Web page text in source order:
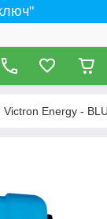
Victron Energy -